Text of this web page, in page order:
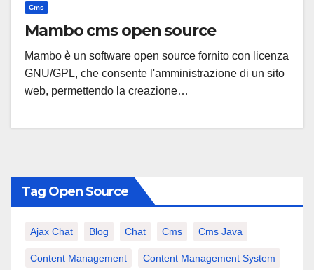
Cms
Mambo cms open source
Mambo è un software open source fornito con licenza
GNU/GPL, che consente l'amministrazione di un sito
web, permettendo la creazione…
Tag Open Source
Ajax Chat Blog Chat Cms Cms Java
Content Management Content Management System